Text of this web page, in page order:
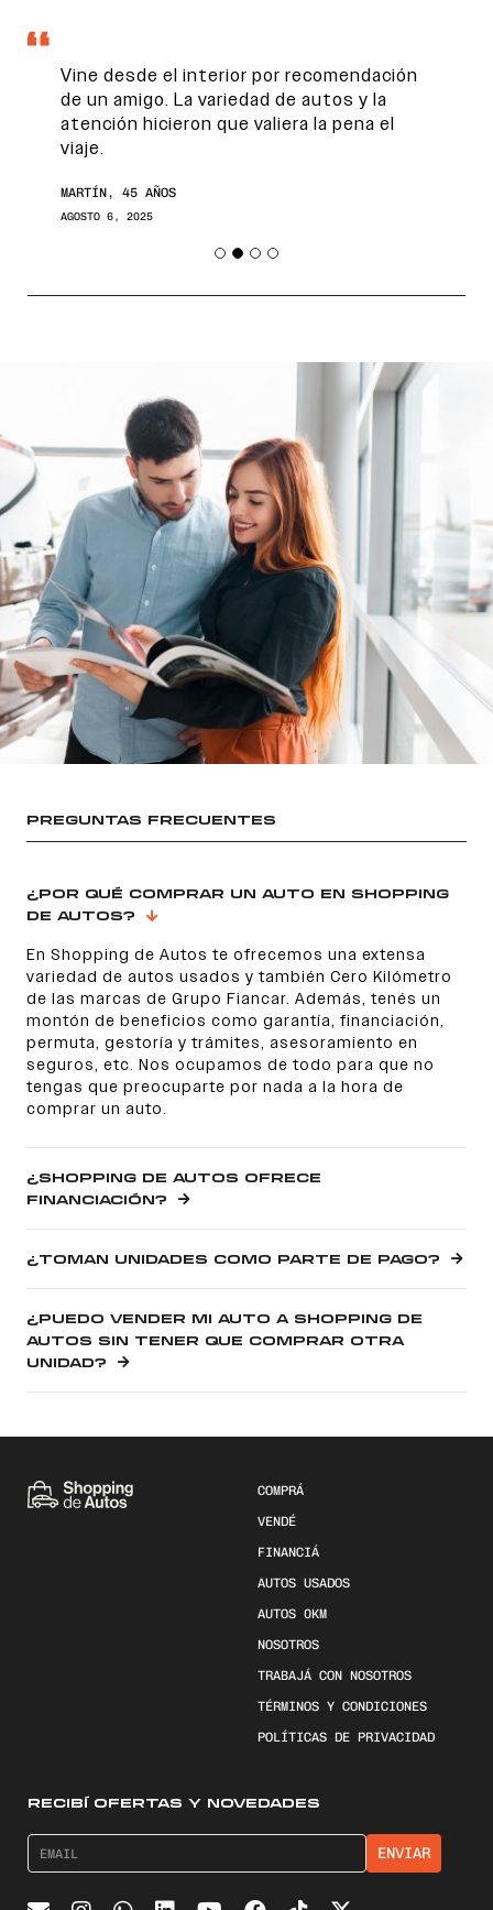
Vine desde el interior por recomendación
de un amigo. La variedad de autos y la
atención hicieron que valiera la pena el
viaje.
MARTÍN, 45 AÑOS
AGOSTO 6, 2025
PREGUNTAS FRECUENTES
¿POR QUÉ COMPRAR UN AUTO EN SHOPPING
DE AUTOS?
En Shopping de Autos te ofrecemos una extensa
variedad de autos usados y también Cero Kilómetro
de las marcas de Grupo Fiancar. Además, tenés un
montón de beneficios como garantía, financiación,
permuta, gestoría y trámites, asesoramiento en
seguros, etc. Nos ocupamos de todo para que no
tengas que preocuparte por nada a la hora de
comprar un auto.
¿SHOPPING DE AUTOS OFRECE
FINANCIACIÓN?
¿TOMAN UNIDADES COMO PARTE DE PAGO?
¿PUEDO VENDER MI AUTO A SHOPPING DE
AUTOS SIN TENER QUE COMPRAR OTRA
UNIDAD?
COMPRÁ
VENDÉ
FINANCIÁ
AUTOS USADOS
AUTOS 0KM
NOSOTROS
TRABAJÁ CON NOSOTROS
TÉRMINOS Y CONDICIONES
POLÍTICAS DE PRIVACIDAD
RECIBÍ OFERTAS Y NOVEDADES